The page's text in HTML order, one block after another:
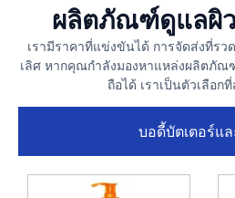
ผลิตภัณฑ์ดูแลผิ
เรามีราคาที่แข่งขันได้ การจัดส่งที่รว
เลิศ หากคุณกำลังมองหาแหล่งผลิตภั
ถือได้ เราเป็นตัวเลือ
บอดี้บัตเตอร์แ